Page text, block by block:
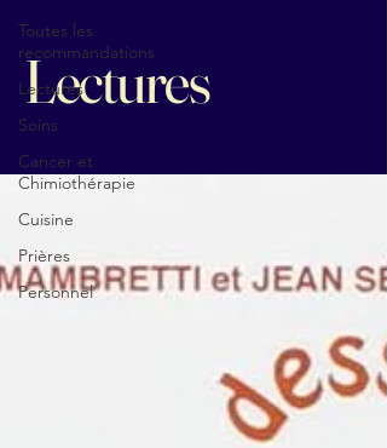
Toutes les
recommandations
Lectures
Soins
Cancer et
Chimiothérapie
Cuisine
Prières
Personnel
Lectures